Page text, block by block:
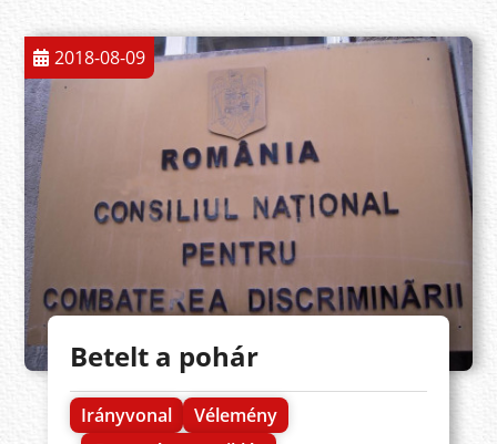
2018-08-09
Betelt a pohár
Irányvonal
Vélemény